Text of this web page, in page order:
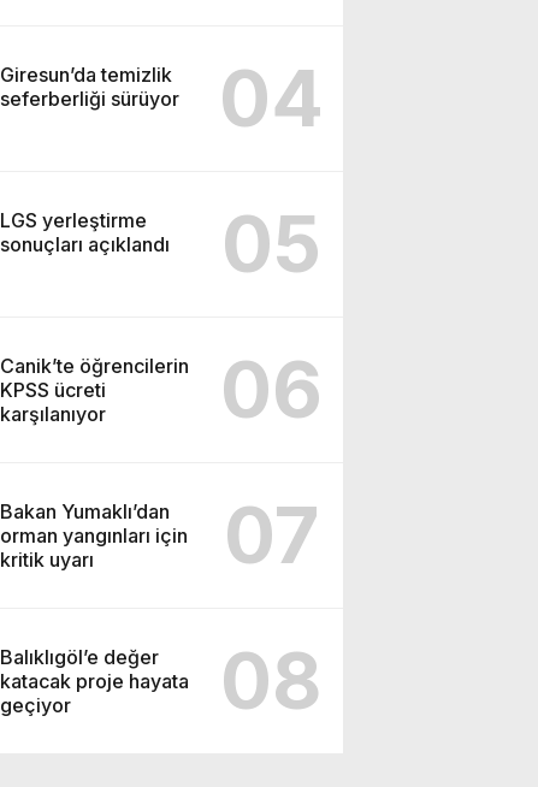
Giresun’da temizlik
seferberliği sürüyor
04
LGS yerleştirme
sonuçları açıklandı
05
Canik’te öğrencilerin
KPSS ücreti
karşılanıyor
06
Bakan Yumaklı’dan
orman yangınları için
kritik uyarı
07
Balıklıgöl’e değer
katacak proje hayata
geçiyor
08